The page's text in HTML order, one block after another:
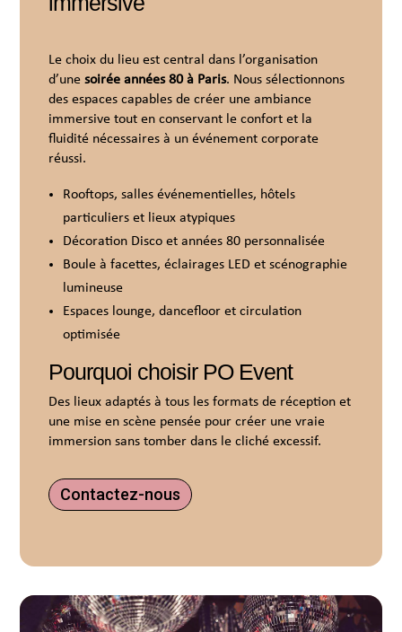
Le choix du lieu est central dans l’organisation
d’unesoirée années 80 à Paris. Nous sélectionnons
des espaces capables de créer une ambiance
immersive tout en conservant le confort et la
fluidité nécessaires à un événement corporate
réussi.
Rooftops, salles événementielles, hôtels
particuliers et lieux atypiques
Décoration Disco et années 80 personnalisée
Boule à facettes, éclairages LED et scénographie
lumineuse
Espaces lounge, dancefloor et circulation
optimisée
Pourquoi choisir PO Event
Des lieux adaptés à tous les formats de réception et
une mise en scène pensée pour créer une vraie
immersion sans tomber dans le cliché excessif.
Contactez-nous